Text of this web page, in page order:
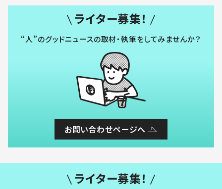
ライター募集！
“人”のグッドニュースの取材・執筆をしてみませんか？
お問い合わせページへ
ライター募集！